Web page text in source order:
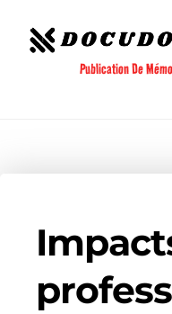
contenu
Publication De